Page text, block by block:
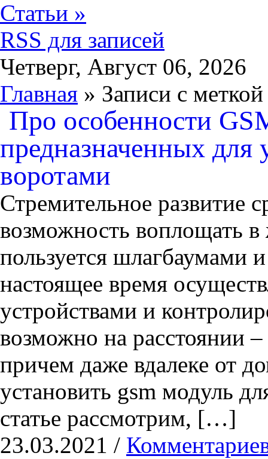
Статьи »
RSS для записей
Четверг, Август 06, 2026
Главная » Записи с
Про особенности
предназначенных
воротами
Стремительное развитие
возможность воплощать
пользуется шлагбаумами
настоящее время
устройствами и
возможно на расстоянии
причем даже вдалеке от
установить gsm модуль
статье рассмотрим, […]
23.03.2021 /